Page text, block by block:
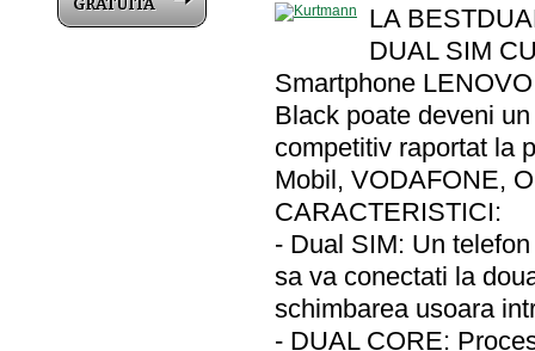
LA
DUAL SIM
Smartphone
Black poate deveni
competitiv raportat la
Mobil, VODAFONE,
CARACTERISTICI:
- Dual SIM: Un
sa va conectati la
schimbarea usoara
- DUAL CORE: